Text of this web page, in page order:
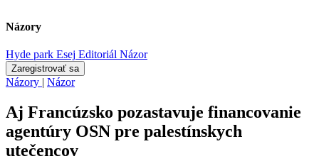
Názory
Hyde park Esej Editoriál Názor
Zaregistrovať sa
Názory | Názor
Aj Francúzsko pozastavuje financovanie
agentúry OSN pre palestínskych
utečencov